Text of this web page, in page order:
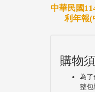
中華民國
利年報(
購物
為了
整包